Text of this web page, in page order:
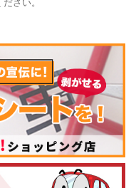
さい。